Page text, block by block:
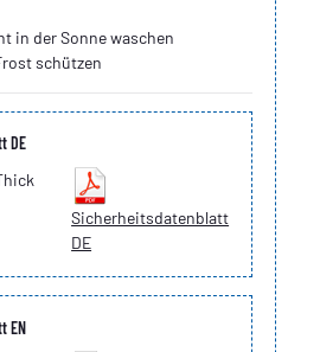
in der Sonne waschen
schützen
DE
Sicherheitsdatenblatt
DE
EN